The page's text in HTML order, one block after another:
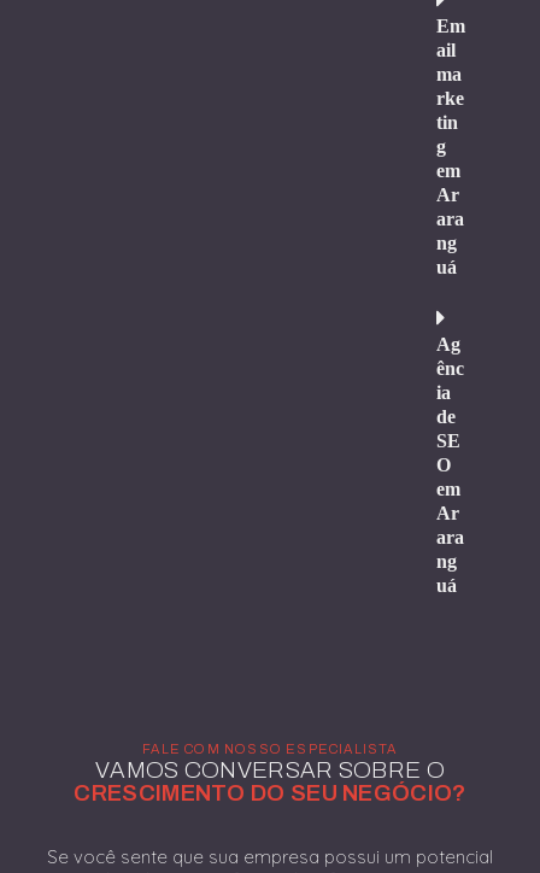
Em
ail
ma
rke
tin
g
em
Ar
ara
ng
uá
Ag
ênc
ia
de
SE
O
em
Ar
ara
ng
uá
FALE COM NOSSO ESPECIALISTA
VAMOS CONVERSAR SOBRE O
CRESCIMENTO DO SEU NEGÓCIO?
Se você sente que sua empresa possui um potencial